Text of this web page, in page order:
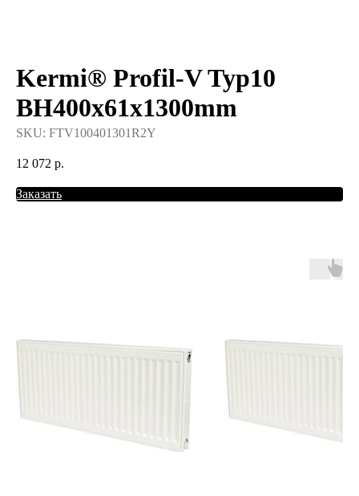
Kermi® Profil-V Typ10
BH400x61x1300mm
SKU: FTV100401301R2Y
12 072 р.
Заказать